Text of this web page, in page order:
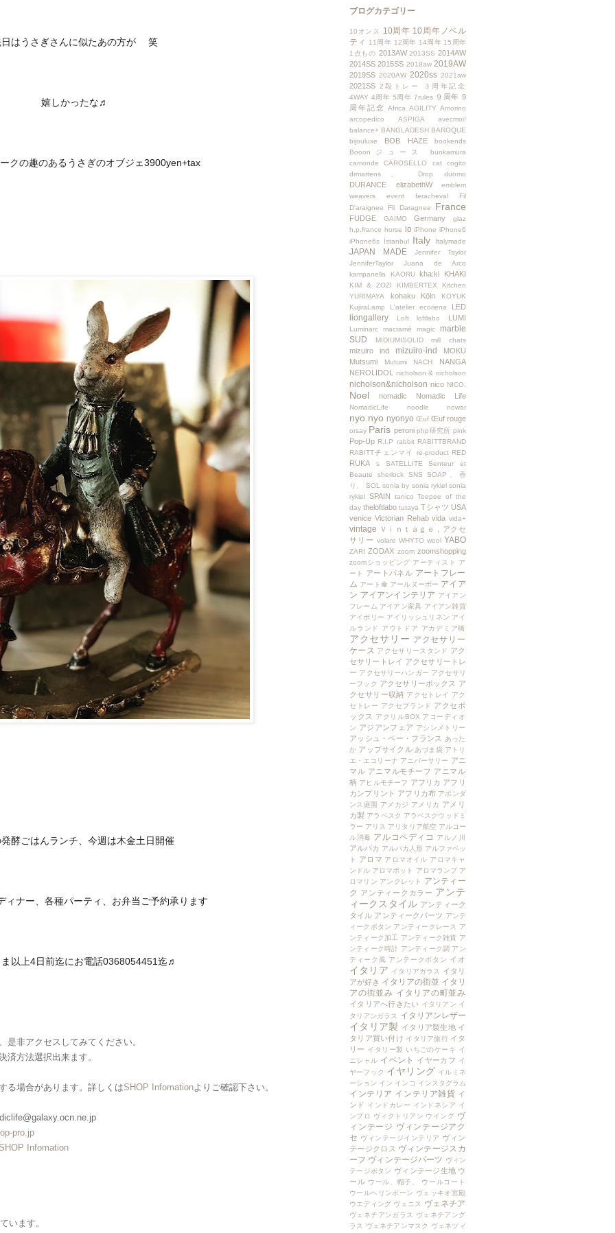
はうさぎさんに似たあの方が 笑
嬉しかったな♬
クの趣のあるうさぎのオブジェ3900yen+tax
酵ごはんランチ、今週は木金土日開催
ィナー、各種パーティ、お弁当ご予約承ります
以上4日前迄にお電話0368054451迄♬
非アクセスしてみてください。
方法選択出来ます。
る場合があります。詳しくはSHOP Infomationよりご確認下さい。
pro.jp
Infomation
います。
ブログカテゴリー
10オンス 10周年 10周年ノベル
ティ
11周年 12周年 14周年 15周年
1点もの 2013AW 2013SS 2014AW
2014SS 2015SS 2018aw 2019AW
2019SS 2020AW 2020ss 2021aw
2021SS 2段トレー
３周年記念
4WAY 4周年 5周年 7rules ９周年 9
周年記念
Africa AGILITY Amorino
arcopedico
ASPIGA
avecmoi!
balance+ BANGLADESH BAROQUE
bijouluxe
BOB HAZE
bookends
Booonジュース
bunkamura
camonde
CAROSELLO cat
cogito
drmartens、
Drop duomo
DURANCE elizabethW
emblem
weavers
event feracheval
Fil
D'araignee
Fil Daragnee France
FUDGE GAIMO Germany
glaz
h.p.france horse io iPhone iPhone6
iPhone6s
İstanbul Italy Italymade
JAPAN MADE
Jennifer Taylor
JenniferTaylor
Juana de Arco
kampanella
KAORU kha:ki KHAKI
KIM & ZOZI KIMBERTEX
Kitchen
YURIMAYA
kohaku Köln
KOYUK
KujiraLamp
L'atelier ecoriena LED
liongallery Loft loftlabo LUMI
Luminarc macramé magic
marble
SUD
MIDIUMISOLID mill chats
mizuiro ind mizuiro-ind
MOKU
Mutsumi
Mutumi NACH
NANGA
NEROLIDOL
nicholson & nicholson
nicholson&nicholson nico NICO.
Noel nomadic Nomadic Life
NomadicLife noodle nowar
nyo.nyo nyonyo Œuf Œuf rouge
orsay Paris peroni php研究所 pink
Pop-Up R.I.P rabbit RABITTBRAND
RABITTチェンマイ
re-product RED
RUKA s SATELLITE
Senteur et
Beaute
sherlock SNS
SOAP、香
り、
SOL sonia by sonia rykiel sonia
rykiel SPAIN tanico Teepee of the
day theloftlabo tutaya Tシャツ USA
venice Victorian Rehab vida vida+
vintage Ｖｉｎｔａｇｅ，アクセ
サリー volare WHYTO wool YABO
ZARI ZODAX zoom zoomshopping
zoomショッピング アーティスト
ア
ート
アートパネル アートフレー
ム アート傘 アールヌーボー アイア
ン アイアンインテリア アイアン
フレーム アイアン家具 アイアン雑貨
アイボリー アイリッシュリネン アイ
ルランド
アウトドア アカデミア橋
アクセサリー アクセサリー
ケース アクセサリースタンド アク
セサリートレイ アクセサリートレ
ー アクセサリーハンガー アクセサリ
ーフック アクセサリーボックス ア
クセサリー収納 アクセトレイ
アク
セトレー アクセブランド アクセボ
ックス
アクリルBOX アコーディオ
ン アジアンフェア アシンメトリー
アッシュ・ペー・フランス
あった
か アップサイクル あづま袋 アトリ
エ・エコリーナ アニバーサリー アニ
マル アニマルモチーフ アニマル
柄 アヒルモチーフ アフリカ アフリ
カンプリント アフリカ布 アボンダ
ンス庭園
アメカジ アメリカ アメリ
カ製 アラベスク アラベスクウッドミ
ラー アリス アリタリア航空 アルコー
ル消毒 アルコペディコ アルノ川
アルパカ アルパカ人形 アルファベッ
ト
アロマ アロマオイル アロマキャ
ンドル アロマポット アロマランプ ア
ロマリン アンクレット
アンティー
ク アンティークカラー アンテ
ィークスタイル アンティーク
タイル アンティークパーツ アンテ
ィークボタン アンティークレース
ア
ンティーク加工 アンティーク雑貨 ア
ンティーク時計 アンティーク調 アン
ティーク風
アンテークボタン イオ
イタリア イタリアガラス
イタリ
アが好き イタリアの街並 イタリ
アの街並み イタリアの町並み
イタリアへ行きたい イタリアン イ
タリアンガラス
イタリアンレザー
イタリア製 イタリア製生地 イ
タリア買い付け イタリア旅行 イタ
リー イタリー製 いちごのケーキ イ
ニシャル イベント イヤーカフ イ
ヤーフック イヤリング イルミネ
ーション イン インコ インスタグラム
インテリア インテリア雑貨 イ
ンド インドカレー インドネシア イ
ンプロ
ヴィクトリアン ウイング ヴ
ィンテージ ヴィンテージアク
セ ヴィンテージインテリア ヴィン
テージクロス ヴィンテージスカ
ーフ ヴィンテージパーツ ヴィン
テージボタン ヴィンテージ生地 ウ
ール ウール、帽子、
ウールコート
ウールヘリンボーン ヴェッキオ宮殿
ウエディング ヴェニス ヴェネチア
ヴェネチアンガラス
ヴェネチアング
ラス
ヴェネチアンマスク ヴェネツィ